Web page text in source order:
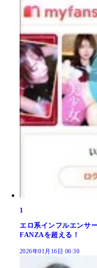
1
エロ系インフルエンサ
FANZAを超える！
2026年01月16日 06:30